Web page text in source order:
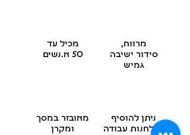
מכיל עד
50 א.נשים
מאובזר במסך
ומקרן
מרווח,
סידור ישיבה
גמיש
ניתן להוסיף
שולחנות עבודה